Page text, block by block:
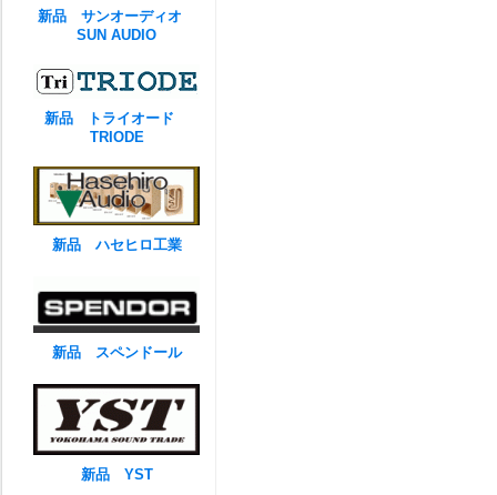
新品 サンオーディオ
SUN AUDIO
新品 トライオード
TRIODE
新品 ハセヒロ工業
新品 スペンドール
新品 YST